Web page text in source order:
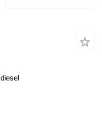
diesel